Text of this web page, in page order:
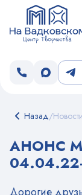
Назад/Новости
АНОНС